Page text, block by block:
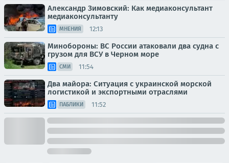
Александр Зимовский: Как медиаконсультант
медиаконсультанту
МНЕНИЯ 12:13
Минобороны: ВС России атаковали два судна с
грузом для ВСУ в Черном море
СМИ 11:54
Два майора: Ситуация с украинской морской
логистикой и экспортными отраслями
ПАБЛИКИ 11:52